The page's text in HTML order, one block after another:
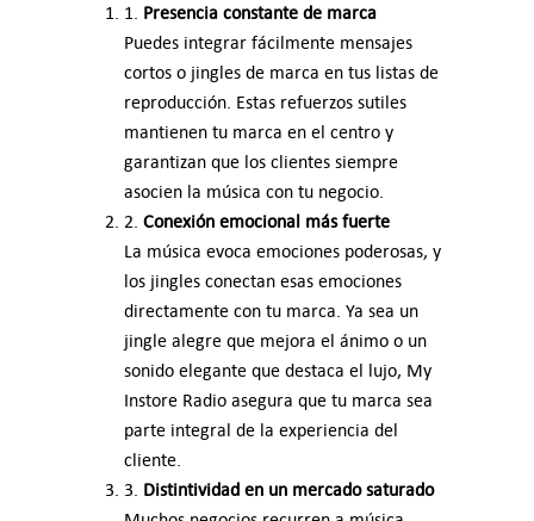
1. Presencia constante de marca
Puedes integrar fácilmente mensajes
cortos o jingles de marca en tus listas de
reproducción. Estas refuerzos sutiles
mantienen tu marca en el centro y
garantizan que los clientes siempre
asocien la música con tu negocio.
2. Conexión emocional más fuerte
La música evoca emociones poderosas, y
los jingles conectan esas emociones
directamente con tu marca. Ya sea un
jingle alegre que mejora el ánimo o un
sonido elegante que destaca el lujo, My
Instore Radio asegura que tu marca sea
parte integral de la experiencia del
cliente.
3. Distintividad en un mercado saturado